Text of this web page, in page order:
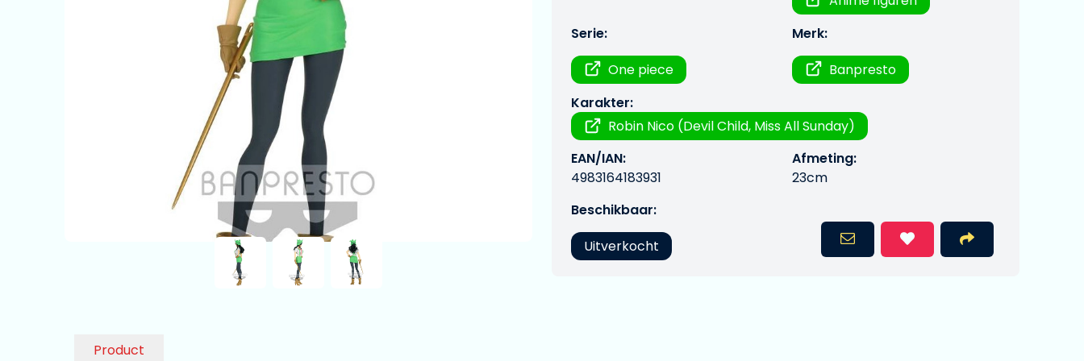
Serie:
One piece
Merk:
Banpresto
Karakter:
Robin Nico (Devil Child, Miss All Sunday)
EAN/IAN:
4983164183931
Afmeting:
23cm
Beschikbaar:
Uitverkocht
Product